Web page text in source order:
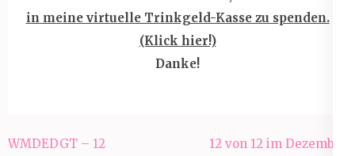
in meine virtuelle Trinkgeld-Kasse zu spenden.
(Klick hier!)
Danke!
Beitragsnavigation
WMDEDGT – 12 12 von 12 im Dezember